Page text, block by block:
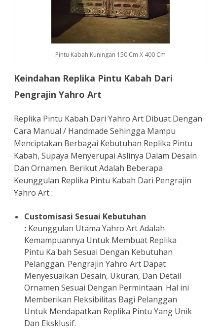
Pintu Kabah Kuningan 150 Cm X 400 Cm
Keindahan Replika Pintu Kabah Dari
Pengrajin Yahro Art
Replika Pintu Kabah Dari Yahro Art Dibuat Dengan
Cara Manual / Handmade Sehingga Mampu
Menciptakan Berbagai Kebutuhan Replika Pintu
Kabah, Supaya Menyerupai Aslinya Dalam Desain
Dan Ornamen. Berikut Adalah Beberapa
Keunggulan Replika Pintu Kabah Dari Pengrajin
Yahro Art :
Customisasi Sesuai Kebutuhan
: Keunggulan Utama Yahro Art Adalah
Kemampuannya Untuk Membuat Replika
Pintu Ka'bah Sesuai Dengan Kebutuhan
Pelanggan. Pengrajin Yahro Art Dapat
Menyesuaikan Desain, Ukuran, Dan Detail
Ornamen Sesuai Dengan Permintaan. Hal ini
Memberikan Fleksibilitas Bagi Pelanggan
Untuk Mendapatkan Replika Pintu Yang Unik
Dan Eksklusif.